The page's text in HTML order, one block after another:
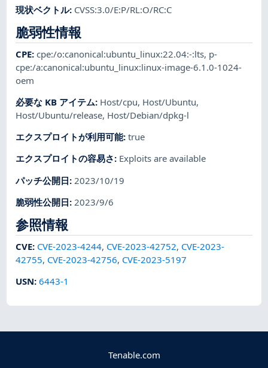
現状ベクトル: CVSS:3.0/E:P/RL:O/RC:C
脆弱性情報
CPE:cpe:/o:canonical:ubuntu_linux:22.04:-:lts, p-
cpe:/a:canonical:ubuntu_linux:linux-image-6.1.0-1024-
oem
必要な KB アイテム: Host/cpu, Host/Ubuntu,
Host/Ubuntu/release, Host/Debian/dpkg-l
エクスプロイトが利用可能:true
エクスプロイトの容易さ: Exploits are available
パッチ公開日: 2023/10/19
脆弱性公開日:2023/9/6
参照情報
CVE: CVE-2023-4244, CVE-2023-42752, CVE-2023-
42755, CVE-2023-42756, CVE-2023-5197
USN:6443-1
Tenable.com